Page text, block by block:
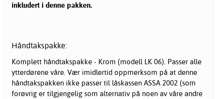
inkludert i denne pakken.
Håndtakspakke:
Komplett håndtakspakke - Krom (modell LK 06). Passer alle
ytterdørene våre. Vær imidlertid oppmerksom på at denne
håndtakspakken ikke passer til låskassen ASSA 2002 (som
forøvrig er tilgjengelig som alternativ på noen av våre andre